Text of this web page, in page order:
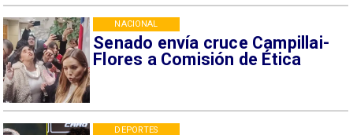
Senado envía cruce Campillai-
Flores a Comisión de Ética
NACIONAL
DEPORTES